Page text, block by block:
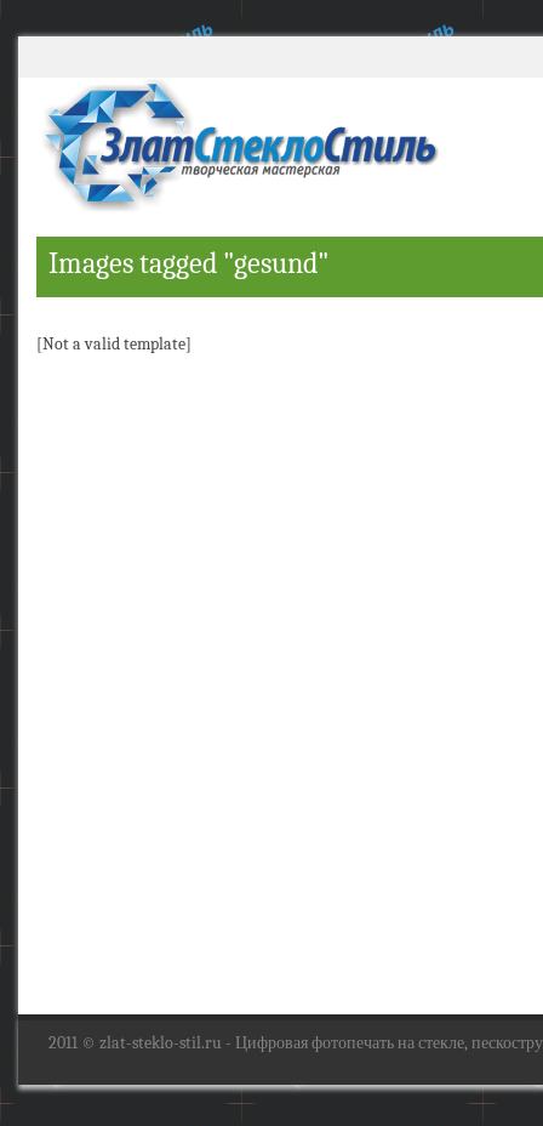
Images tagged "gesund"
[Not a valid template]
2011 © zlat-steklo-stil.ru - Цифровая фотопечать на стекле,